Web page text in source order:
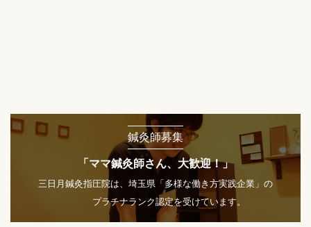
鍼灸師募集
「ママ鍼灸師さん、大歓迎！」
三日月鍼灸指圧院は、埼玉県「多様な働き方実践企業」の
プラチナランク認定を受けています。